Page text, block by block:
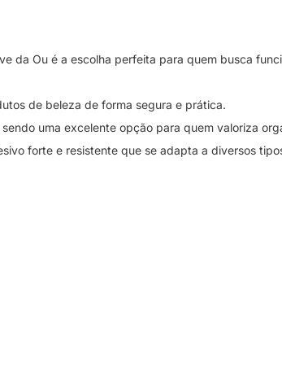
da Ou é a escolha perfeita para quem busca
de beleza de forma segura e prática.
uma excelente opção para quem valoriza
forte e resistente que se adapta a diversos